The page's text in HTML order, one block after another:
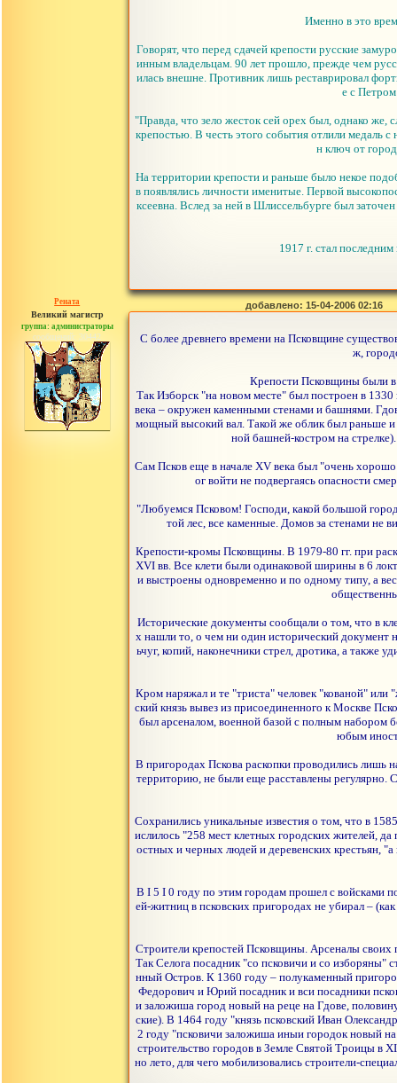
Именно в это
Говорят, что перед сдачей крепости русские
инным владельцам. 90 лет прошло, прежде чем
илась внешне. Противник лишь реставрировал
е с
"Правда, что зело жесток сей орех был, однако же,
крепостью. В честь этого события отлили медаль
н ключ от
На территории крепости и раньше было некое
в появлялись личности именитые. Первой
ксеевна. Вслед за ней в Шлиссельбурге был
1917 г. стал
Рената
Великий магистр
группа: администраторы
сообщений: 30442
добавлено: 15-04-2006 02:16
С более древнего времени на Псковщине
ж,
Крепости Псковщины были в
Так Изборск "на новом месте" был построен в
века – окружен каменными стенами и башнями.
мощный высокий вал. Такой же облик был раньше и
ной башней-костром на
Сам Псков еще в начале ХV века был "очень
ог войти не подвергаясь опасности
"Любуемся Псковом! Господи, какой большой
той лес, все каменные. Домов за стенами не
Крепости-кромы Псковщины. В 1979-80 гг. при
ХVI вв. Все клети были одинаковой ширины в 6
и выстроены одновременно и по одному типу, а
Исторические документы сообщали о том, что в
х нашли то, о чем ни один исторический
ьчуг, копий, наконечники стрел, дротика, а также
Кром наряжал и те "триста" человек "кованой" или
ский князь вывез из присоединенного к Москве
был арсеналом, военной базой с полным набором
юбым
В пригородах Пскова раскопки проводились
территорию, не были еще расставлены регулярно.
Сохранились уникальные известия о том, что в
ислилось "258 мест клетных городских жителей,
остных и черных людей и деревенских крестьян,
В I 5 I 0 году по этим городам прошел с войсками
ей-житниц в псковских пригородах не убирал –
Строители крепостей Псковщины. Арсеналы своих
Так Селога посадник "со псковичи и со изборяны"
нный Остров. К 1360 году – полукаменный
Федорович и Юрий посадник и вси посадники
и заложиша город новый на реце на Гдове,
ские). В 1464 году "князь псковский Иван
2 году "псковичи заложиша иныи городок новый
строительство городов в Земле Святой Троицы в
но лето, для чего мобилизовались строители-